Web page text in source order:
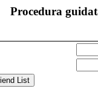
Procedura